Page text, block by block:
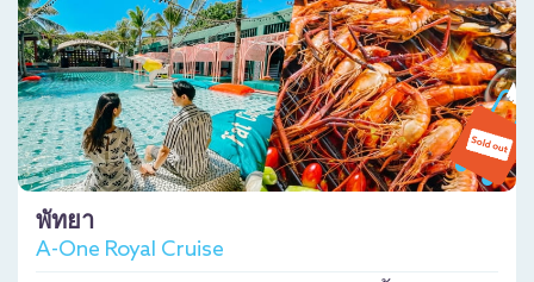
พัทยา
A-One Royal Cruise